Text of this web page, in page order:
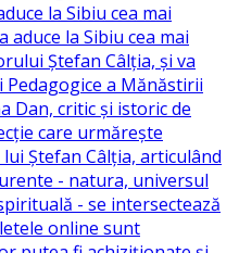
la Sibiu cea mai